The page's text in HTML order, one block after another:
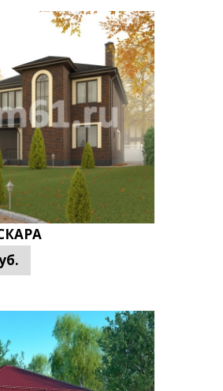
газоблоков под ключ
приятно удивит
уютный,
Перед тем, как
— верное решение. При
заказчик может